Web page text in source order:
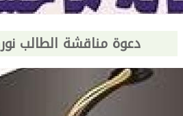
دعوة مناقشة الطالب